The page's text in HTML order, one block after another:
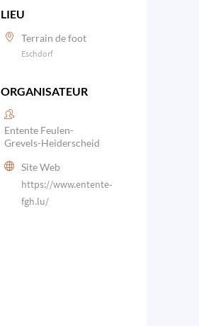
LIEU
Terrain de foot
Eschdorf
ORGANISATEUR
Entente Feulen-
Grevels-Heiderscheid
Site Web
https://www.entente-
fgh.lu/